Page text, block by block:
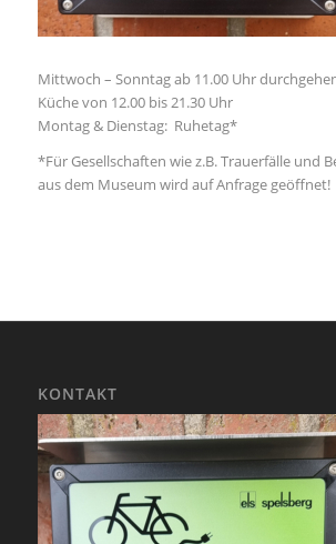
Mittwoch – Sonntag ab 11.00 Uhr
Küche von 12.00 bis 21.30 Uhr
Montag & Dienstag: Ruhetag*
*Für Gesellschaften wie z.B. Trauerfälle und
aus dem Museum wird auf Anfrage geöffnet!
KONTAKT